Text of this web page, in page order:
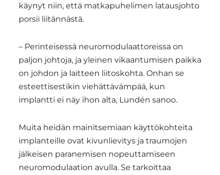
käynyt niin, että matkapuhelimen latausjohto
porsii liitännästä.
– Perinteisessä neuromodulaattoreissa on
paljon johtoja, ja yleinen vikaantumisen paikka
on johdon ja laitteen liitoskohta. Onhan se
esteettisestikin viehättävämpää, kun
implantti ei näy ihon alta, Lundén sanoo.
Muita heidän mainitsemiaan käyttökohteita
implanteille ovat kivunlievitys ja traumojen
jälkeisen paranemisen nopeuttamiseen
neuromodulaation avulla. Se tarkoittaa